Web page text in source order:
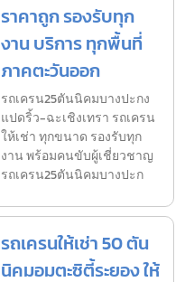
ราคาถูก รองรับทุก
งาน บริการ ทุกพื้นที่
ภาคตะวันออก
รถเครน25ตันนิคมบางปะกง
แปดริ้ว-ฉะเชิงเทรา รถเครน
ให้เช่า ทุกขนาด รองรับทุก
งาน พร้อมคนขับผู้เชี่ยวชาญ
รถเครน25ตันนิคมบางปะก
รถเครนให้เช่า 50 ตัน
นิคมอมตะซิตี้ระยอง ให้